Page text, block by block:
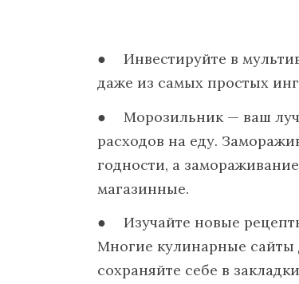
Инвестируйте в
даже из самых простых
Морозильник — ваш
расходов на еду.
годности, а
магазинные.
Изучайте новые
Многие кулинарные сайты
сохраняйте себе в